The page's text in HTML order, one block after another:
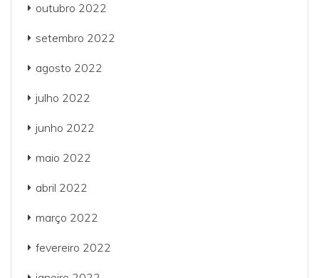
outubro 2022
setembro 2022
agosto 2022
julho 2022
junho 2022
maio 2022
abril 2022
março 2022
fevereiro 2022